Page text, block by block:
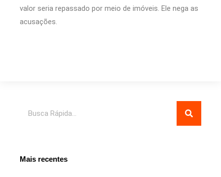
valor seria repassado por meio de imóveis. Ele nega as
acusações.
Mais recentes